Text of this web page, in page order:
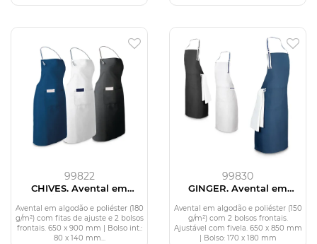
99822
CHIVES. Avental em
g/m²)
Avental em algodão e poliéster (180
g/m²) com fitas de ajuste e 2 bolsos
frontais. 650 x 900 mm | Bolso int.:
80 x 140 mm...
99830
GINGER. Avental em
g/m²)
Avental em algodão e poliéster (150
g/m²) com 2 bolsos frontais.
Ajustável com fivela. 650 x 850 mm
| Bolso: 170 x 180 mm